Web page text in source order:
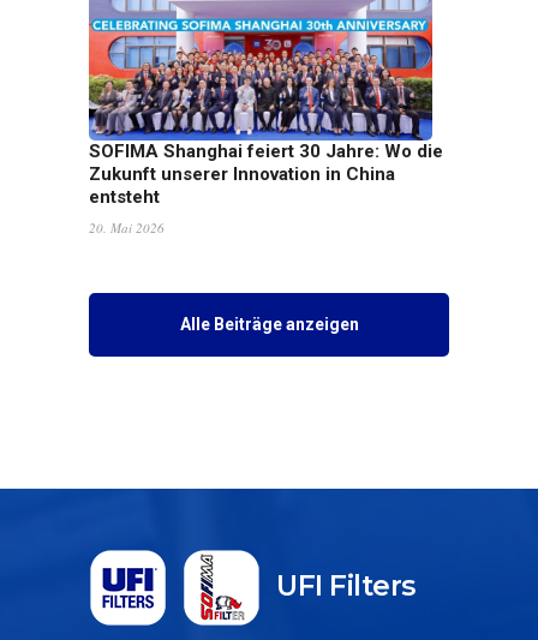
SOFIMA Shanghai feiert 30 Jahre: Wo die
Zukunft unserer Innovation in China
entsteht
20. Mai 2026
Alle Beiträge anzeigen
UFI Filters